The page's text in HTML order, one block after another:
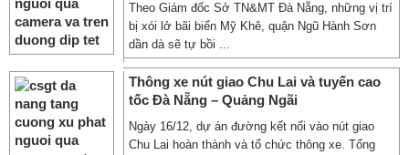
Theo Giám đốc Sở TN&MT Đà Nẵng, những vị trí
bị xói lở bãi biển Mỹ Khê, quận Ngũ Hành Sơn
dần dà sẽ tự bồi ...
Thông xe nút giao Chu Lai và tuyến cao
tốc Đà Nẵng – Quảng Ngãi
Ngày 16/12, dự án đường kết nối vào nút giao
Chu Lai hoàn thành và tổ chức thông xe. Tổng